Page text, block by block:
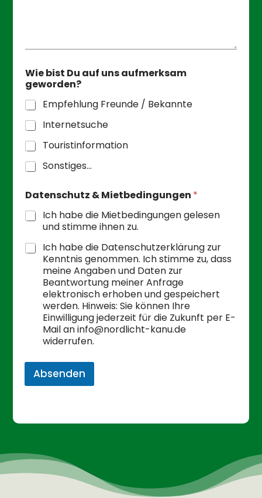
Wie bist Du auf uns aufmerksam
geworden?
Empfehlung Freunde / Bekannte
Internetsuche
Touristinformation
Sonstiges...
Datenschutz & Mietbedingungen *
Ich habe die Mietbedingungen gelesen
und stimme ihnen zu.
Ich habe die Datenschutzerklärung zur
Kenntnis genommen. Ich stimme zu, dass
meine Angaben und Daten zur
Beantwortung meiner Anfrage
elektronisch erhoben und gespeichert
werden. Hinweis: Sie können Ihre
Einwilligung jederzeit für die Zukunft per E-
Mail an info@nordlicht-kanu.de
widerrufen.
Absenden